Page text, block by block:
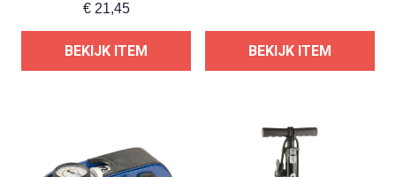
€21,45
BEKIJK ITEM BEKIJK ITEM